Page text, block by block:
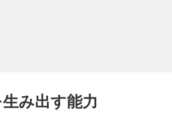
み出す能力